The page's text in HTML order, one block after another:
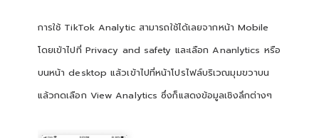
การใช้ TikTok Analytic สามารถใช้ได้เลยจากหน้า Mobile
โดยเข้าไปที่ Privacy and safety และเลือก Ananlytics หรือ
บนหน้า desktop แล้วเข้าไปที่หน้าโปรไฟล์บริเวณมุมขวาบน
แล้วกดเลือก View Analytics ซึ่งก็แสดงข้อมูลเชิงลึกต่างๆ